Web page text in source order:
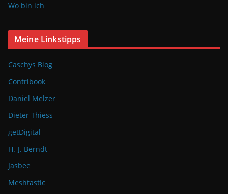
Wo bin ich
Meine Linkstipps
Caschys Blog
Contribook
Daniel Melzer
Dieter Thiess
getDigital
H.-J. Berndt
Jasbee
Meshtastic